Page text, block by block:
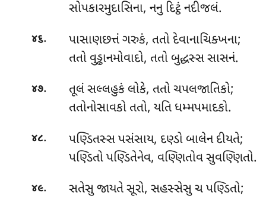
સોપકારમુદાસિના, નનુ દિટ્ઠં નદીજલં.
૪૬.
પાસાણછત્તં ગરુકં, તતો દેવાનાચિક્ખના;
તતો વુડ્ઢાનમોવાદો, તતો બુદ્ધસ્સ સાસનં.
૪૭. તૂલંસલ્લહુકં લોકે, તતો ચપલજાતિકો;
તતોનોસાવકો તતો, યતિ ધમ્મપમાદકો.
૪૮.
પણ્ડિતસ્સ પસંસાય, દણ્ડો બાલેન દીયતે;
પણ્ડિતો પણ્ડિતેનેવ, વણ્ણિતોવ સુવણ્ણિતો.
૪૯.
સતેસુ જાયતે સૂરો, સહસ્સેસુ ચ પણ્ડિતો;